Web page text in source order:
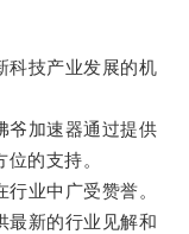
技产业发展的机
加速器通过提供
的支持。
业中广受赞誉。
新的行业见解和